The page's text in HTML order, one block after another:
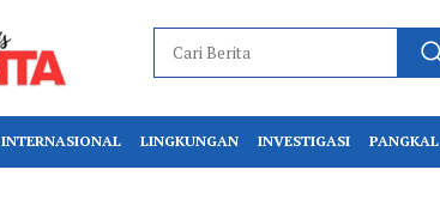
INTERNASIONAL LINGKUNGAN INVESTIGASI PANGKAL